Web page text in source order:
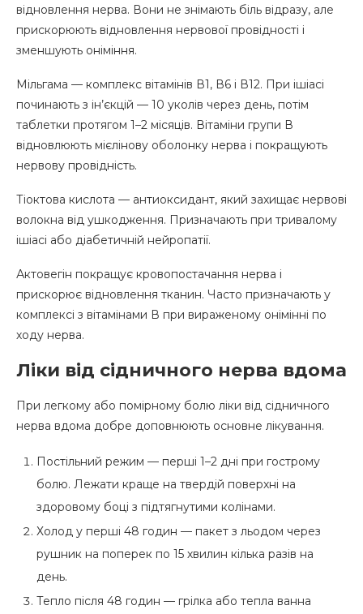
відновлення нерва. Вони не знімають біль відразу, але
прискорюють відновлення нервової провідності і
зменшують оніміння.
Мільгама — комплекс вітамінів В1, В6 і В12. При ішіасі
починають з ін’єкцій — 10 уколів через день, потім
таблетки протягом 1–2 місяців. Вітаміни групи В
відновлюють мієлінову оболонку нерва і покращують
нервову провідність.
Тіоктова кислота — антиоксидант, який захищає нервові
волокна від ушкодження. Призначають при тривалому
ішіасі або діабетичній нейропатії.
Актовегін покращує кровопостачання нерва і
прискорює відновлення тканин. Часто призначають у
комплексі з вітамінами В при вираженому онімінні по
ходу нерва.
Ліки від сідничного нерва вдома
При легкому або помірному болю ліки від сідничного
нерва вдома добре доповнюють основне лікування.
Постільний режим — перші 1–2 дні при гострому
болю. Лежати краще на твердій поверхні на
здоровому боці з підтягнутими колінами.
Холод у перші 48 годин — пакет з льодом через
рушник на поперек по 15 хвилин кілька разів на
день.
Тепло після 48 годин — грілка або тепла ванна